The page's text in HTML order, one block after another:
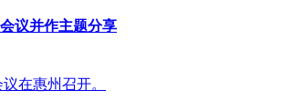
议并作主题分享
在惠州召开。